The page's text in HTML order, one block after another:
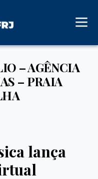
– AGÊNCIA
– PRAIA
lança